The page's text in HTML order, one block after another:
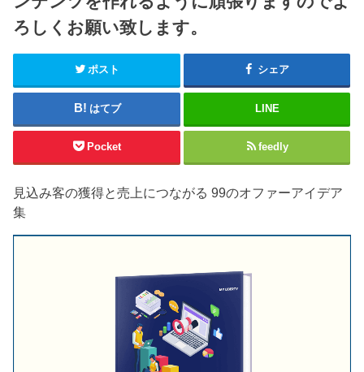
ろしくお願い致します。
ポスト シェア
はてブ LINE
Pocket feedly
見込み客の獲得と売上につながる 99のオファーアイデア
集